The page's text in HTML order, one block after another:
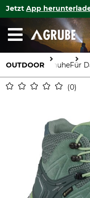
Jetzt App
OUTDOOR SchuheFür
0